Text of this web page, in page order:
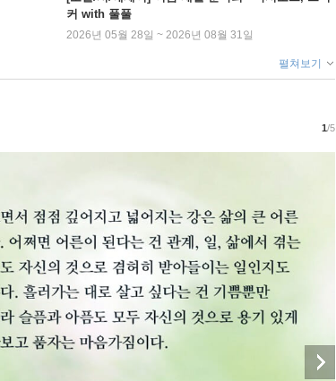
커 with 풀풀
2026년 05월 28일 ~ 2026년 08월 31일
펼쳐보기
1/5